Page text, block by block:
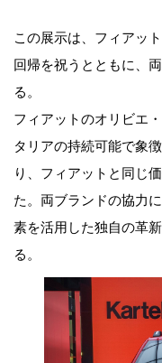
この展示は、フィアッ
回帰を祝うとともに、
る。
フィアットのオリビエ
タリアの持続可能で象
り、フィアットと同じ
た。両ブランドの協力
素を活用した独自の革
る。